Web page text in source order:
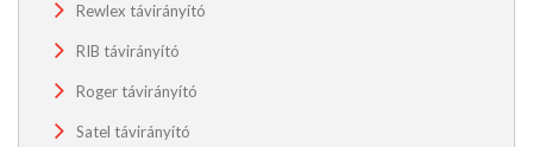
Rewlex távirányító
RIB távirányító
Roger távirányító
Satel távirányító